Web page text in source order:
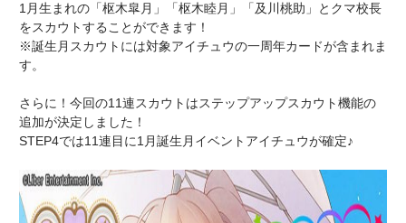
1月生まれの「枢木皐月」「枢木睦月」「及川桃助」とクマ校長
をスカウトすることができます！
※誕生月スカウトには対象アイチュウの一周年カードが含まれま
す。
さらに！今回の11連スカウトはステップアップスカウト機能の
追加が決定しました！
STEP4では11連目に1月誕生月イベントアイチュウが確定♪